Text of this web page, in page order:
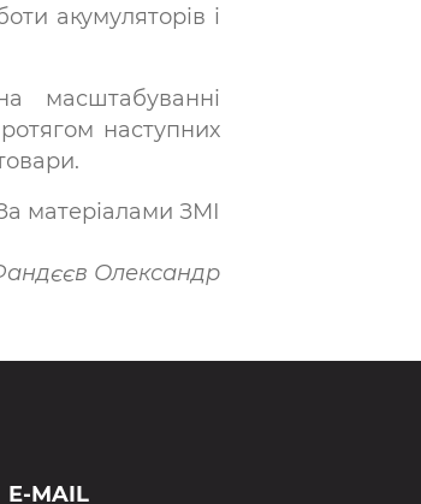
акумуляторів і
масштабуванні
наступних
матеріалами ЗМІ
Олександр
E-MAIL